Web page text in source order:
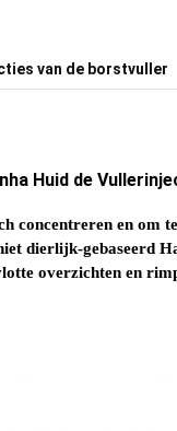
van de borstvuller
Huid de
concentreren en om
dierlijk-gebaseerd
overzichten en